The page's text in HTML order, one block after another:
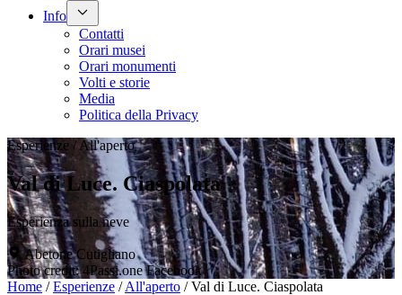
Info
Contatti
Orari musei
Orari monumenti
Volti e storie
Media
Politica della Privacy
Esperienze / All'aperto
Val di Luce. Ciaspolata
Esperienza sulla neve
Abetone Cutigliano
Photo credit: 4Passi.one Facebook
Home /Esperienze /All'aperto /Val di Luce. Ciaspolata